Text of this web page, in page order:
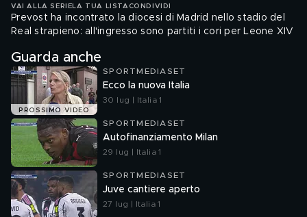
VAI ALLA SERIE LA TUA LISTA CONDIVIDI
Prevost ha incontrato la diocesi di Madrid nello stadio del
Real strapieno: all'ingresso sono partiti i cori per Leone XIV
Guarda anche
PROSSIMO VIDEO
SPORTMEDIASET
Ecco la nuova Italia
30 lug | Italia 1
SPORTMEDIASET
Autofinanziamento Milan
29 lug | Italia 1
SPORTMEDIASET
Juve cantiere aperto
27 lug | Italia 1